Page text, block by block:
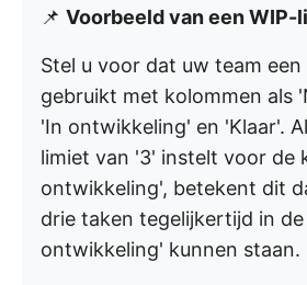
📌 Voorbeeld van een WIP-
Stel u voor dat uw team een
gebruikt met kolommen als
'In ontwikkeling' en 'Klaar'.
limiet van '3' instelt voor de
ontwikkeling', betekent dit
drie taken tegelijkertijd in
ontwikkeling' kunnen staan.